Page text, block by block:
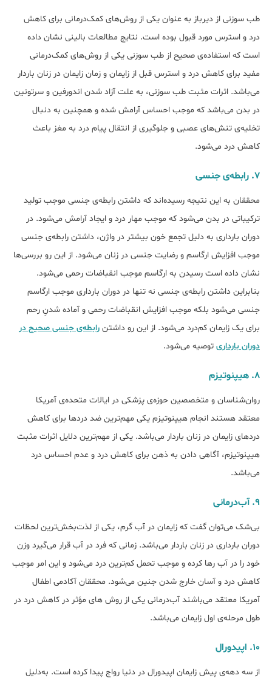
طب سوزنی از دیرباز به عنوان یکی از روش‌های کمک‌درمانی برای کاهش
درد و استرس مورد قبول بوده است. نتایج مطالعات بالینی نشان داده
است که استفاده‌ی صحیح از طب سوزنی یکی از روش‌های کمک‌درمانی
مفید برای کاهش درد و استرس قبل از زایمان و زمان زایمان در زنان باردار
می‌باشد. اثرات مثبت طب سوزنی، به علت آزاد شدن اندورفین و سرتونین
در بدن می‌باشد که موجب احساس آرامش شده و همچنین به دنبال
تخلیه‌ی تنش‌های عصبی و جلوگیری از انتقال پیام درد به مغز باعث
کاهش درد می‌شود.
۷. رابطه‌ی جنسی
محققان به این نتیجه رسیده‌اند که داشتن رابطه‌ی جنسی موجب تولید
ترکیباتی در بدن می‌شود که موجب مهار درد و ایجاد آرامش می‌شود. در
دوران بارداری به‌ دلیل تجمع خون بیشتر در واژن، داشتن رابطه‌ی جنسی
موجب افزایش ارگاسم و رضایت جنسی در زنان می‌شود. از این رو بررسی‌ها
نشان داده است رسیدن به ارگاسم موجب انقباضات رحمی می‌شود.
بنابراین داشتن رابطه‌ی جنسی نه تنها در دوران بارداری موجب ارگاسم
جنسی می‌شود بلکه موجب افزایش انقباضات رحمی و آماده شدنِ رحم
برای یک زایمان کم‌درد می‌شود. از این رو داشتن رابطه‌ی جنسی صحیح در
دوران بارداری توصیه می‌شود.
۸. هیپنوتیزم
روان‌شناسان و متخصصین حوزه‌ی پزشکی در ایالات متحده‌ی آمریکا
معتقد هستند انجام هیپنوتیزم یکی مهم‌ترین ضد دردها برای کاهش
دردهای زایمان در زنان باردار می‌باشد. یکی از مهم‌ترین دلایل اثرات مثبت
هیپنوتیزم، آگاهی دادن به ذهن برای کاهش درد و عدم احساس درد
می‌باشد.
۹. آب‌درمانی
بی‌شک می‌توان گفت که زایمان در آب‌ گرم، یکی از لذت‌بخش‌ترین لحظات
دوران بارداری در زنان باردار می‌باشد. زمانی که فرد در آب قرار می‌گیرد وزن
خود را در آب رها کرده و موجب تحمل کم‌ترین درد می‌شود و این امر موجب
کاهش درد و آسان خارج شدن جنین می‌شود. محققان آکادمی اطفال
آمریکا معتقد می‌باشند آب‌درمانی یکی از روش های مؤثر در کاهش درد در
طول مرحله‌ی اول زایمان می‌باشد.
۱۰. اپیدورال
از سه دهه‌ی پیش زایمان اپیدورال در دنیا رواج پیدا کرده است. به‌دلیل